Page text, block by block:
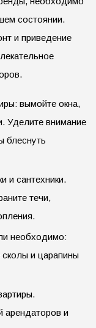
состоянии.
и приведение
вымойте окна,
Уделите внимание
блеснуть
и сантехники.
течи,
необходимо:
сколы и царапины
и